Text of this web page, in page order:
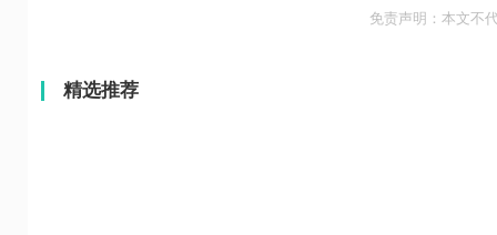
免责声明：本文不
精选推荐